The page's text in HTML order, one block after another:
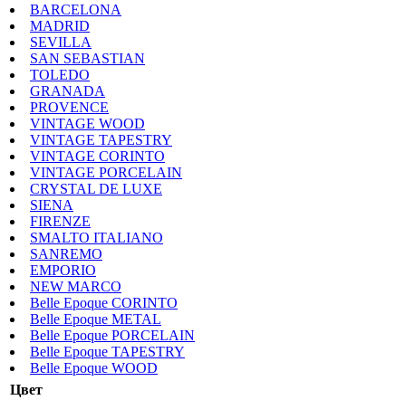
BARCELONA
MADRID
SEVILLA
SAN SEBASTIAN
TOLEDO
GRANADA
PROVENCE
VINTAGE WOOD
VINTAGE TAPESTRY
VINTAGE CORINTO
VINTAGE PORCELAIN
CRYSTAL DE LUXE
SIENA
FIRENZE
SMALTO ITALIANO
SANREMO
EMPORIO
NEW MARCO
Belle Epoque CORINTO
Belle Epoque METAL
Belle Epoque PORCELAIN
Belle Epoque TAPESTRY
Belle Epoque WOOD
Цвет